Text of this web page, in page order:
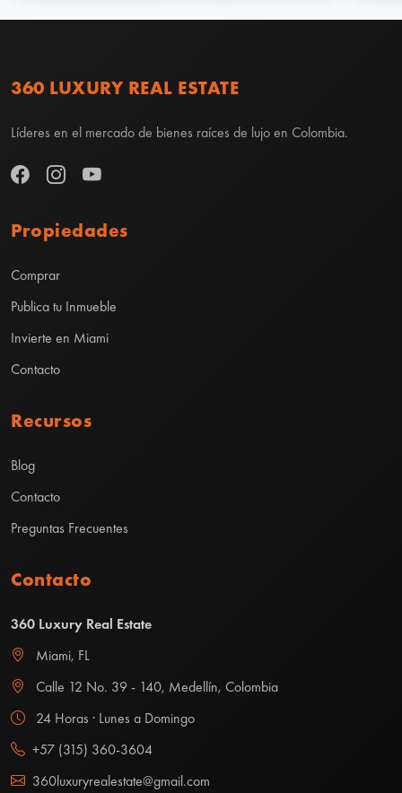
360 LUXURY REAL ESTATE
Líderes en el mercado de bienes raíces de lujo en Colombia.
Propiedades
Comprar
Publica tu Inmueble
Invierte en Miami
Contacto
Recursos
Blog
Contacto
Preguntas Frecuentes
Contacto
360 Luxury Real Estate
Miami, FL
Calle 12 No. 39 - 140, Medellín, Colombia
24 Horas · Lunes a Domingo
+57 (315) 360-3604
360luxuryrealestate@gmail.com